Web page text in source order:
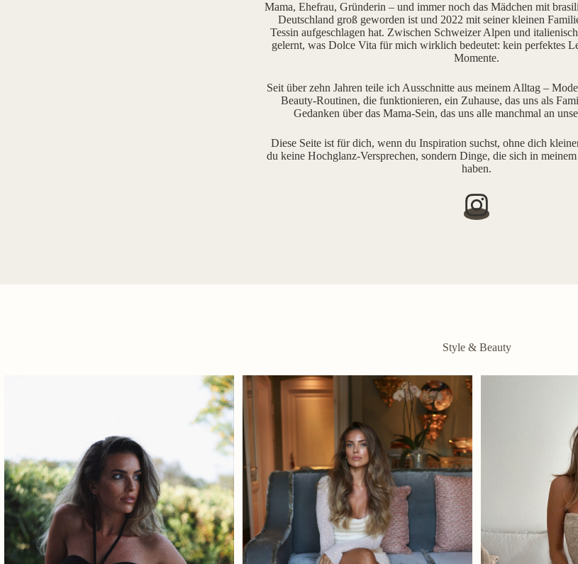
Mama, Ehefrau, Gründerin – und immer noch das Mädchen mit
Deutschland groß geworden ist und 2022 mit seiner kleinen
Tessin aufgeschlagen hat. Zwischen Schweizer Alpen und
gelernt, was Dolce Vita für mich wirklich bedeutet: kein perfektes
Momente.
Seit über zehn Jahren teile ich Ausschnitte aus meinem Alltag –
Beauty-Routinen, die funktionieren, ein Zuhause, das uns als
Gedanken über das Mama-Sein, das uns alle manchmal an
Diese Seite ist für dich, wenn du Inspiration suchst, ohne dich
du keine Hochglanz-Versprechen, sondern Dinge, die sich in
haben.
Style & Beauty